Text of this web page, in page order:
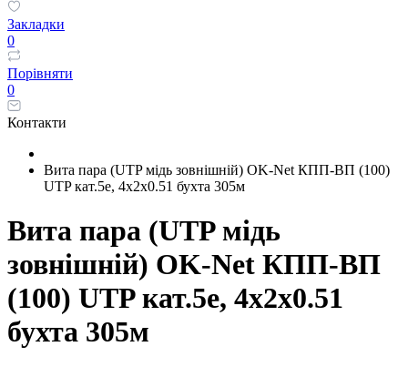
Закладки
0
Порівняти
0
Контакти
Вита пара (UTP мідь зовнішній) OK-Net КПП-ВП (100)
UTP кат.5е, 4х2х0.51 бухта 305м
Вита пара (UTP мідь
зовнішній) OK-Net КПП-ВП
(100) UTP кат.5е, 4х2х0.51
бухта 305м